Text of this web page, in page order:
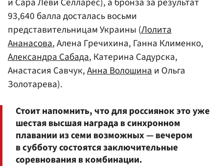
93,640 балла досталась восьми
представительницам Украины (Лолита
Ананасова, Алена Гречихина, Ганна Клименко,
Александра Сабада, Катерина Садурска,
Анастасия Савчук,Анна Волошинаи Ольга
Золотарева).
Стоит напомнить, что для россиянок это уже
шестая высшая награда в синхронном
плавании из семи возможных — вечером
в субботу состоятся заключительные
соревнования в комбинации.